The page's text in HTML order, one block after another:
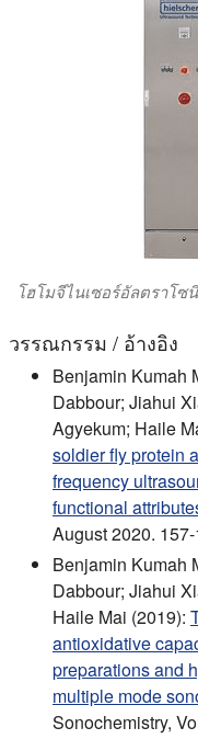
โฮโมจีไนเซอร์อัลตราโซ
วรรณกรรม / อ้างอิง
Benjamin Kumah
Dabbour; Jiahui
Agyekum; Haile
soldier fly protein
frequency
functional
August 2020.
Benjamin Kumah
Dabbour; Jiahui
Haile Mai (2019):
antioxidative
preparations and
multiple mode
Sonochemistry,